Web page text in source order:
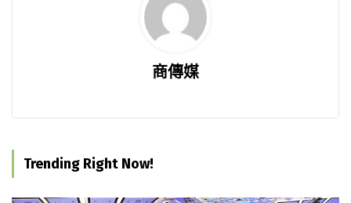
商傳媒
Trending Right Now!